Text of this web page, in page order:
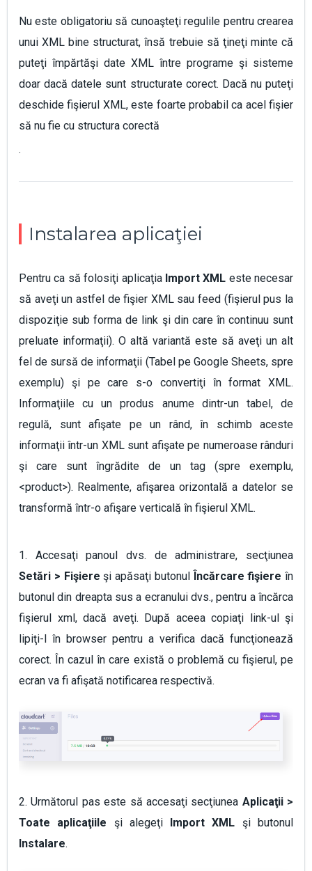
Nu este obligatoriu să cunoaşteţi regulile pentru crearea
unui XML bine structurat, însă trebuie să ţineţi minte că
puteţi împărtăşi date XML între programe şi sisteme
doar dacă datele sunt structurate corect. Dacă nu puteţi
deschide fişierul XML, este foarte probabil ca acel fişier
să nu fie cu structura corectă
.
Instalarea aplicaţiei
Pentru ca să folosiţi aplicaţia Import XML este necesar
să aveţi un astfel de fişier XML sau feed (fişierul pus la
dispoziţie sub forma de link şi din care în continuu sunt
preluate informaţii). O altă variantă este să aveţi un alt
fel de sursă de informaţii (Tabel pe Google Sheets, spre
exemplu) şi pe care s-o convertiţi în format XML.
Informaţiile cu un produs anume dintr-un tabel, de
regulă, sunt afişate pe un rând, în schimb aceste
informaţii într-un XML sunt afişate pe numeroase rânduri
şi care sunt îngrădite de un tag (spre exemplu,
<product>). Realmente, afişarea orizontală a datelor se
transformă într-o afişare verticală în fişierul XML.
1. Accesaţi panoul dvs. de administrare, secţiunea
Setări > Fişiere şi apăsaţi butonul Încărcare fişiere în
butonul din dreapta sus a ecranului dvs., pentru a încărca
fişierul xml, dacă aveţi. După aceea copiaţi link-ul şi
lipiţi-l în browser pentru a verifica dacă funcţionează
corect. În cazul în care există o problemă cu fişierul, pe
ecran va fi afişată notificarea respectivă.
2. Următorul pas este să accesaţi secţiunea Aplicaţii >
Toate aplicaţiile şi alegeţi Import XML şi butonul
Instalare.